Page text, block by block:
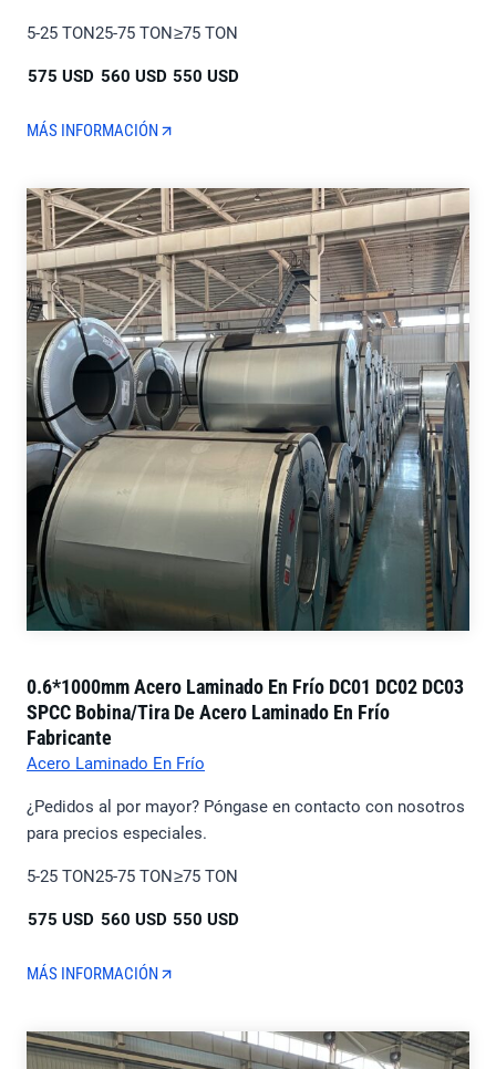
5-25 TON
575 USD
25-75 TON
560 USD
≥75 TON
550 USD
MÁS INFORMACIÓN
0.6*1000mm Acero Laminado En Frío DC01 DC02 DC03
SPCC Bobina/tira De Acero Laminado En Frío
Fabricante
Acero Laminado En Frío
¿Pedidos al por mayor? Póngase en contacto con nosotros
para precios especiales.
5-25 TON
575 USD
25-75 TON
560 USD
≥75 TON
550 USD
MÁS INFORMACIÓN